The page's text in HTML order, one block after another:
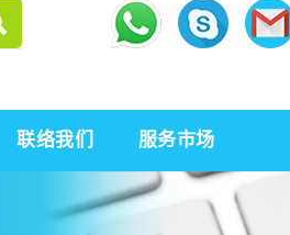
联络我们 服务市场